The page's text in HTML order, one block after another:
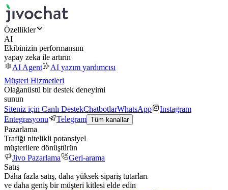
Özellikler
AI
Ekibinizin performansını
yapay zeka ile artırın
AI Agent
AI yazım yardımcısı
Müşteri Hizmetleri
Olağanüstü bir destek deneyimi
sunun
Siteniz için Canlı DestekChatbotlarWhatsApp
Instagram
Entegrasyonu
Telegram Tüm kanallar
Pazarlama
Trafiği nitelikli potansiyel
müşterilere dönüştürün
Jivo Pazarlama
Geri-arama
Satış
Daha fazla satış, daha yüksek sipariş tutarları
ve daha geniş bir müşteri kitlesi elde edin